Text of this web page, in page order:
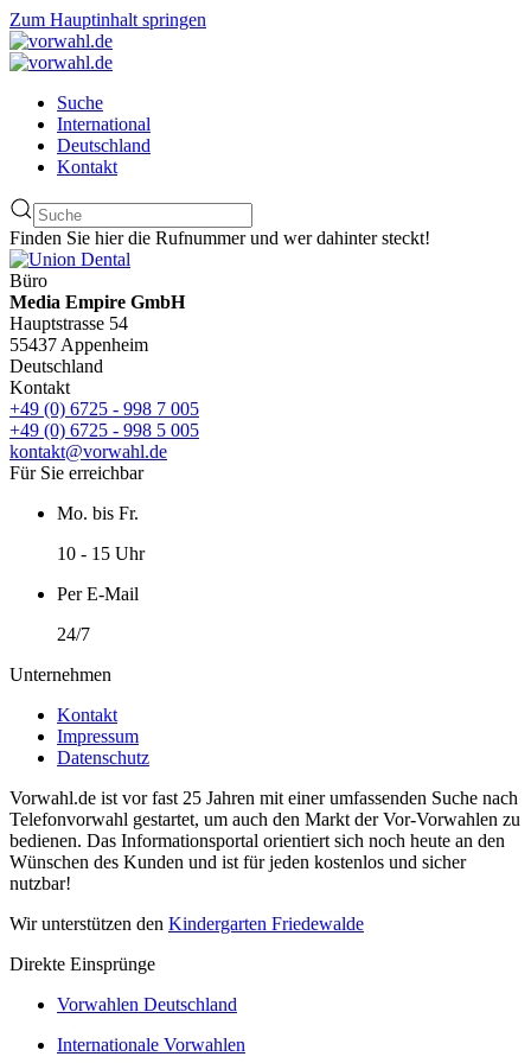
Zum Hauptinhalt springen
Suche
International
Deutschland
Kontakt
Finden Sie hier die Rufnummer und wer dahinter steckt!
Büro
Media Empire GmbH
Hauptstrasse 54
55437 Appenheim
Deutschland
Kontakt
+49 (0) 6725 - 998 7 005
+49 (0) 6725 - 998 5 005
kontakt@vorwahl.de
Für Sie erreichbar
Mo. bis Fr.
10 - 15 Uhr
Per E-Mail
24/7
Unternehmen
Kontakt
Impressum
Datenschutz
Vorwahl.de ist vor fast 25 Jahren mit einer umfassenden Suche nach
Telefonvorwahl gestartet, um auch den Markt der Vor-Vorwahlen zu
bedienen. Das Informationsportal orientiert sich noch heute an den
Wünschen des Kunden und ist für jeden kostenlos und sicher
nutzbar!
Wir unterstützen den Kindergarten Friedewalde
Direkte Einsprünge
Vorwahlen Deutschland
Internationale Vorwahlen